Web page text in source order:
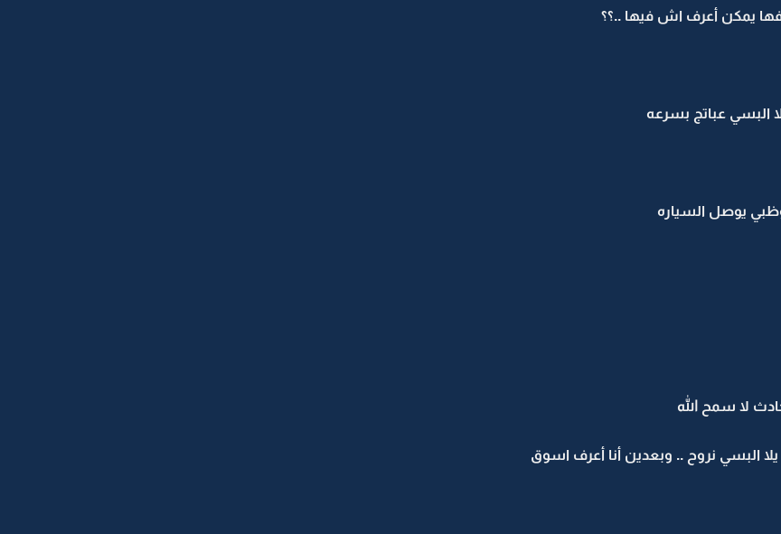
يمكن أعرف اش فيها ..؟؟
البسي عباتج بسرعه
يوصل السياره
لا سمح الله
البسي نروح .. وبعدين أنا أعرف اسوق